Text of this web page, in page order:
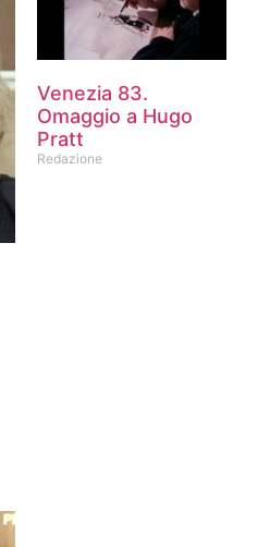
Venezia 83.
Omaggio a Hugo
Pratt
Redazione